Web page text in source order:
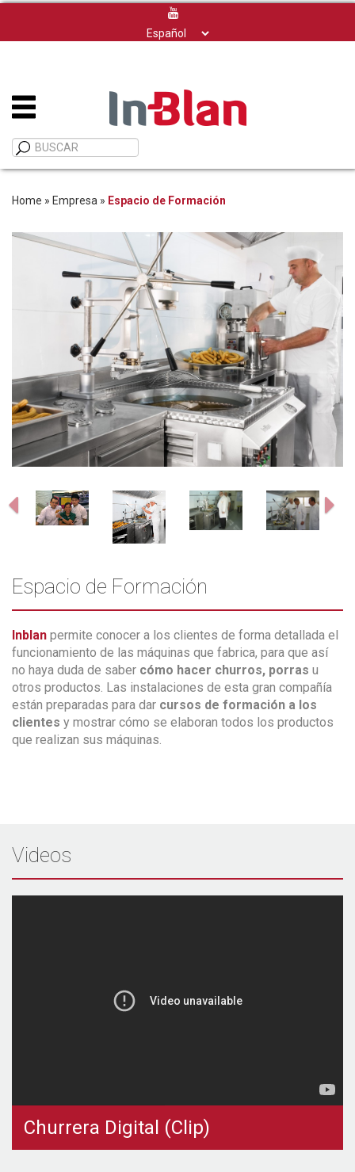
Elegir
Home » Empresa » Espacio de Formación
Previous
Espacio de Formación
Inblan permite conocer a los clientes de forma detallada el
funcionamiento de las máquinas que fabrica, para que así
no haya duda de saber cómo hacer churros, porras u
otros productos. Las instalaciones de esta gran compañía
están preparadas para dar cursos de formación a los
clientes y mostrar cómo se elaboran todos los productos
que realizan sus máquinas.
Videos
Churrera Digital (Clip)